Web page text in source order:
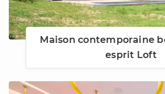
Maison contemporaine
esprit Loft